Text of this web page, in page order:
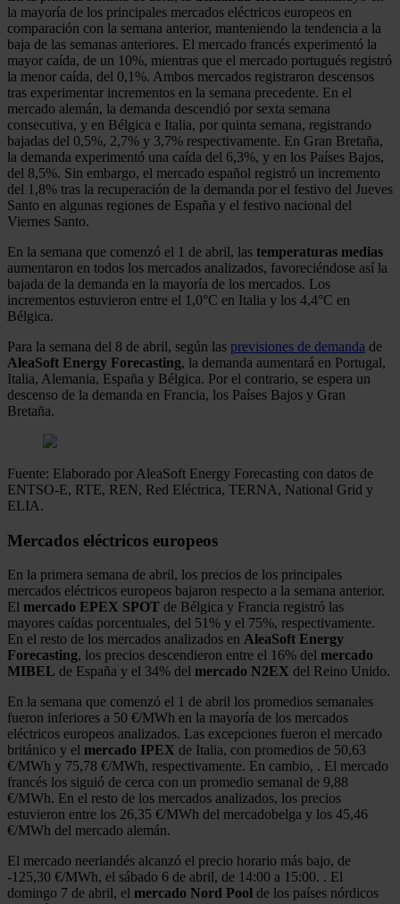
la mayoría de los principales mercados eléctricos europeos en
comparación con la semana anterior, manteniendo la tendencia a la
baja de las semanas anteriores. El mercado francés experimentó la
mayor caída, de un 10%, mientras que el mercado portugués registró
la menor caída, del 0,1%. Ambos mercados registraron descensos
tras experimentar incrementos en la semana precedente. En el
mercado alemán, la demanda descendió por sexta semana
consecutiva, y en Bélgica e Italia, por quinta semana, registrando
bajadas del 0,5%, 2,7% y 3,7% respectivamente. En Gran Bretaña,
la demanda experimentó una caída del 6,3%, y en los Países Bajos,
del 8,5%. Sin embargo, el mercado español registró un incremento
del 1,8% tras la recuperación de la demanda por el festivo del Jueves
Santo en algunas regiones de España y el festivo nacional del
Viernes Santo.
En la semana que comenzó el 1 de abril, las temperaturas medias
aumentaron en todos los mercados analizados, favoreciéndose así la
bajada de la demanda en la mayoría de los mercados. Los
incrementos estuvieron entre el 1,0°C en Italia y los 4,4°C en
Bélgica.
Para la semana del 8 de abril, según las previsiones de demanda de
AleaSoft Energy Forecasting, la demanda aumentará en Portugal,
Italia, Alemania, España y Bélgica. Por el contrario, se espera un
descenso de la demanda en Francia, los Países Bajos y Gran
Bretaña.
Fuente: Elaborado por AleaSoft Energy Forecasting con datos de
ENTSO-E, RTE, REN, Red Eléctrica, TERNA, National Grid y
ELIA.
Mercados eléctricos europeos
En la primera semana de abril, los precios de los principales
mercados eléctricos europeos bajaron respecto a la semana anterior.
El mercado EPEX SPOT de Bélgica y Francia registró las
mayores caídas porcentuales, del 51% y el 75%, respectivamente.
En el resto de los mercados analizados en AleaSoft Energy
Forecasting, los precios descendieron entre el 16% del mercado
MIBEL de España y el 34% del mercado N2EX del Reino Unido.
En la semana que comenzó el 1 de abril los promedios semanales
fueron inferiores a 50 €/MWh en la mayoría de los mercados
eléctricos europeos analizados. Las excepciones fueron el mercado
británico y el mercado IPEX de Italia, con promedios de 50,63
€/MWh y 75,78 €/MWh, respectivamente. En cambio, . El mercado
francés los siguió de cerca con un promedio semanal de 9,88
€/MWh. En el resto de los mercados analizados, los precios
estuvieron entre los 26,35 €/MWh del mercadobelga y los 45,46
€/MWh del mercado alemán.
El mercado neerlandés alcanzó el precio horario más bajo, de
‑125,30 €/MWh, el sábado 6 de abril, de 14:00 a 15:00. . El
domingo 7 de abril, el mercado Nord Pool de los países nórdicos